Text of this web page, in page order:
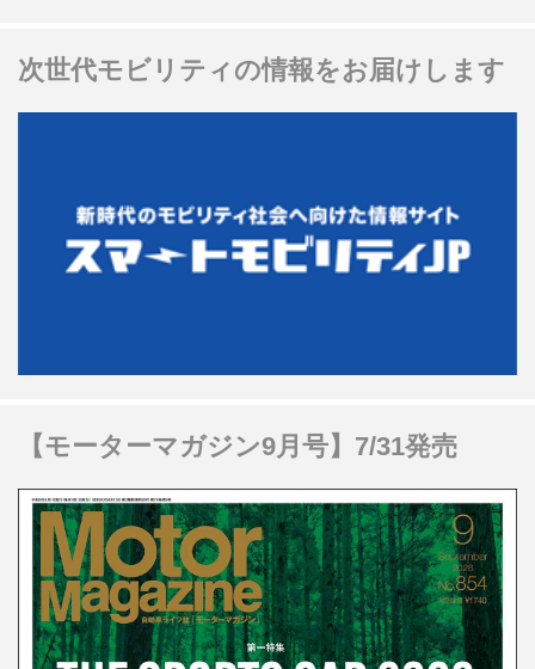
次世代モビリティの情報をお届けします
【モーターマガジン9月号】7/31発売